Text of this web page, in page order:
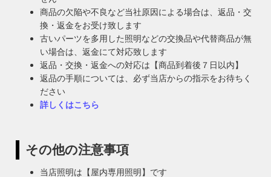
商品の欠陥や不良など当社原因による場合は、返品・交
換・返金をお受け致します
古いパーツを多用した照明などの交換品や代替商品が無
い場合は、返金にて対応致します
返品・交換・返金への対応は【商品到着後７日以内】
返品の手順については、必ず当店からの指示をお待ちく
ださい
詳しくはこちら
その他の注意事項
当店照明は【屋内専用照明】です